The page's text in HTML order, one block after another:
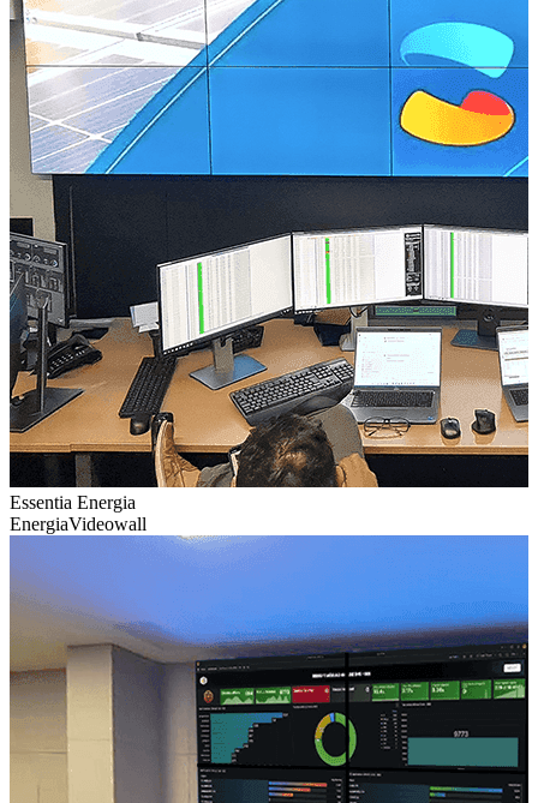
Essentia Energia
EnergiaVideowall